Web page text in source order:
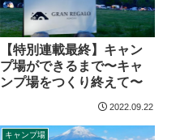
【特別連載最終】キャン
プ場ができるまで〜キャ
ンプ場をつくり終えて〜
2022.09.22
キャンプ場